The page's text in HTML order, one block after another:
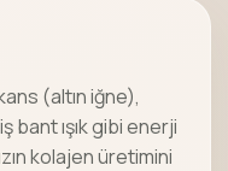
(altın iğne),
bant ışık gibi enerji
kolajen üretimini